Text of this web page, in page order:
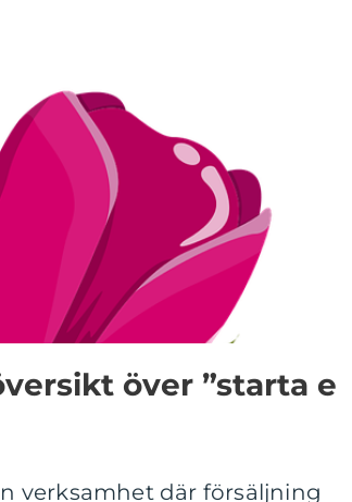
över ”starta e
verksamhet där försäljning